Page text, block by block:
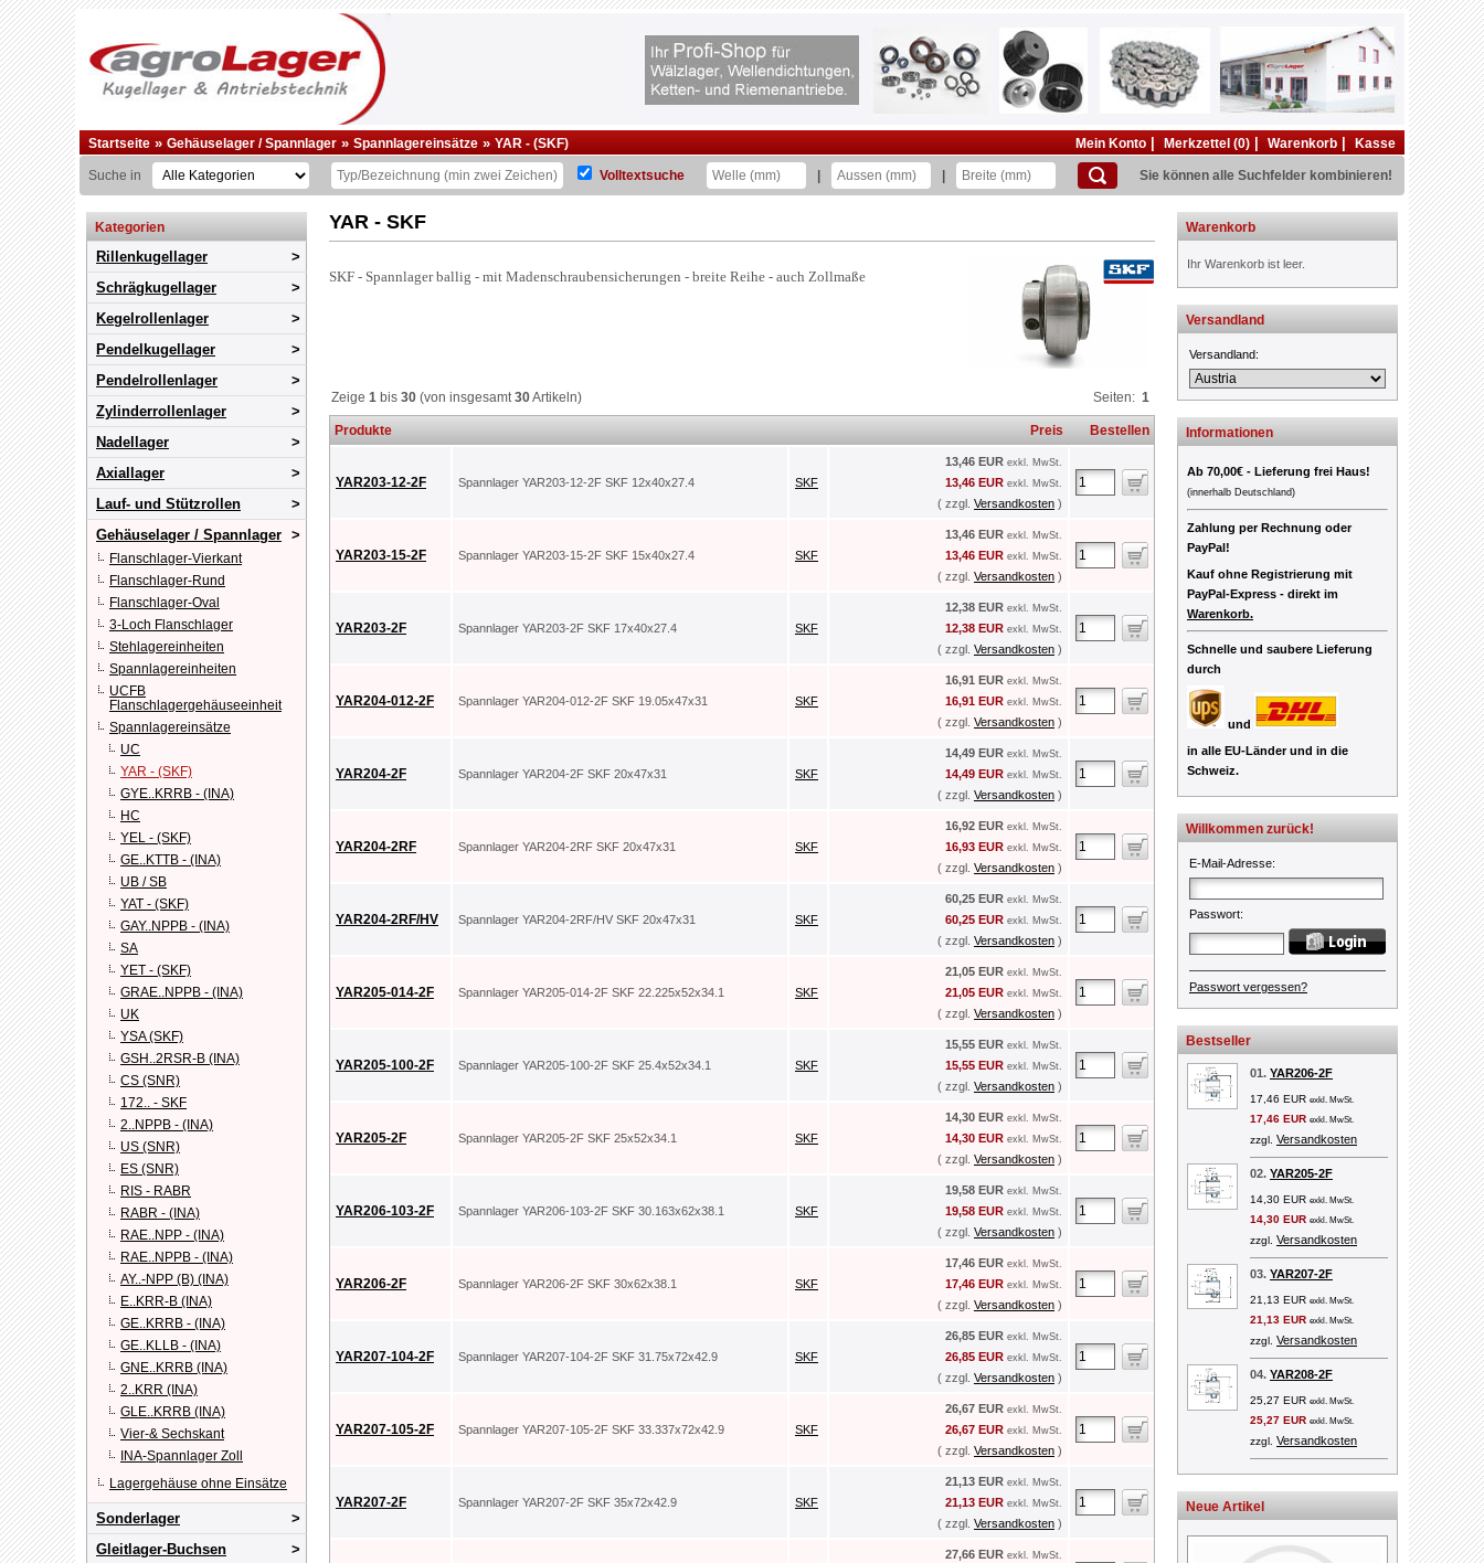
Startseite » Gehäuselager / Spannlager » Spannlagereinsätze » YAR - (SKF) Mein Konto Merkzettel (0) Warenkorb Kasse
Suche in Volltextsuche Sie können alle Suchfelder kombinieren!
Kategorien
Rillenkugellager
Schrägkugellager
Kegelrollenlager
Pendelkugellager
Pendelrollenlager
Zylinderrollenlager
Nadellager
Axiallager
Lauf- und Stützrollen
Gehäuselager / Spannlager
Flanschlager-Vierkant
Flanschlager-Rund
Flanschlager-Oval
3-Loch Flanschlager
Stehlagereinheiten
Spannlagereinheiten
UCFB
Flanschlagergehäuseeinheit
Spannlagereinsätze
UC
YAR - (SKF)
GYE..KRRB - (INA)
HC
YEL - (SKF)
GE..KTTB - (INA)
UB / SB
YAT - (SKF)
GAY..NPPB - (INA)
SA
YET - (SKF)
GRAE..NPPB - (INA)
UK
YSA (SKF)
GSH..2RSR-B (INA)
CS (SNR)
172.. - SKF
2..NPPB - (INA)
US (SNR)
ES (SNR)
RIS - RABR
RABR - (INA)
RAE..NPP - (INA)
RAE..NPPB - (INA)
AY..-NPP (B) (INA)
E..KRR-B (INA)
GE..KRRB - (INA)
GE..KLLB - (INA)
GNE..KRRB (INA)
2..KRR (INA)
GLE..KRRB (INA)
Vier-& Sechskant
INA-Spannlager Zoll
Lagergehäuse ohne Einsätze
Sonderlager
Gleitlager-Buchsen
YAR - SKF
SKF - Spannlager ballig - mit Madenschraubensicherungen - breite Reihe - auch Zollmaße
Zeige 1 bis 30 (von insgesamt30Artikeln) Seiten: 1
Produkte Preis Bestellen
YAR203-12-2F Spannlager YAR203-12-2F SKF 12x40x27.4 SKF
13,46 EUR exkl. MwSt.
13,46 EUR exkl. MwSt.
( zzgl. Versandkosten )
YAR203-15-2F Spannlager YAR203-15-2F SKF 15x40x27.4 SKF
13,46 EUR exkl. MwSt.
13,46 EUR exkl. MwSt.
( zzgl. Versandkosten )
YAR203-2F Spannlager YAR203-2F SKF 17x40x27.4 SKF
12,38 EUR exkl. MwSt.
12,38 EUR exkl. MwSt.
( zzgl. Versandkosten )
YAR204-012-2F Spannlager YAR204-012-2F SKF 19.05x47x31 SKF
16,91 EUR exkl. MwSt.
16,91 EUR exkl. MwSt.
( zzgl. Versandkosten )
YAR204-2F Spannlager YAR204-2F SKF 20x47x31 SKF
14,49 EUR exkl. MwSt.
14,49 EUR exkl. MwSt.
( zzgl. Versandkosten )
YAR204-2RF Spannlager YAR204-2RF SKF 20x47x31 SKF
16,92 EUR exkl. MwSt.
16,93 EUR exkl. MwSt.
( zzgl. Versandkosten )
YAR204-2RF/HV Spannlager YAR204-2RF/HV SKF 20x47x31 SKF
60,25 EUR exkl. MwSt.
60,25 EUR exkl. MwSt.
( zzgl. Versandkosten )
YAR205-014-2F Spannlager YAR205-014-2F SKF 22.225x52x34.1 SKF
21,05 EUR exkl. MwSt.
21,05 EUR exkl. MwSt.
( zzgl. Versandkosten )
YAR205-100-2F Spannlager YAR205-100-2F SKF 25.4x52x34.1 SKF
15,55 EUR exkl. MwSt.
15,55 EUR exkl. MwSt.
( zzgl. Versandkosten )
YAR205-2F Spannlager YAR205-2F SKF 25x52x34.1 SKF
14,30 EUR exkl. MwSt.
14,30 EUR exkl. MwSt.
( zzgl. Versandkosten )
YAR206-103-2F Spannlager YAR206-103-2F SKF 30.163x62x38.1 SKF
19,58 EUR exkl. MwSt.
19,58 EUR exkl. MwSt.
( zzgl. Versandkosten )
YAR206-2F Spannlager YAR206-2F SKF 30x62x38.1 SKF
17,46 EUR exkl. MwSt.
17,46 EUR exkl. MwSt.
( zzgl. Versandkosten )
YAR207-104-2F Spannlager YAR207-104-2F SKF 31.75x72x42.9 SKF
26,85 EUR exkl. MwSt.
26,85 EUR exkl. MwSt.
( zzgl. Versandkosten )
YAR207-105-2F Spannlager YAR207-105-2F SKF 33.337x72x42.9 SKF
26,67 EUR exkl. MwSt.
26,67 EUR exkl. MwSt.
( zzgl. Versandkosten )
YAR207-2F Spannlager YAR207-2F SKF 35x72x42.9 SKF
21,13 EUR exkl. MwSt.
21,13 EUR exkl. MwSt.
( zzgl. Versandkosten )
27,66 EUR exkl. MwSt.
Warenkorb
Ihr Warenkorb ist leer.
Versandland
Versandland:
Informationen
Ab 70,00€ - Lieferung frei Haus!
(innerhalb Deutschland)
Zahlung per Rechnung oder
PayPal!
Kauf ohne Registrierung mit
PayPal-Express - direkt im
Warenkorb.
Schnelle und saubere Lieferung
durch
und
in alle EU-Länder und in die
Schweiz.
Willkommen zurück!
E-Mail-Adresse:
Passwort:
Passwort vergessen?
Bestseller
01. YAR206-2F
17,46 EUR exkl. MwSt.
17,46 EUR exkl. MwSt.
zzgl. Versandkosten
02. YAR205-2F
14,30 EUR exkl. MwSt.
14,30 EUR exkl. MwSt.
zzgl. Versandkosten
03. YAR207-2F
21,13 EUR exkl. MwSt.
21,13 EUR exkl. MwSt.
zzgl. Versandkosten
04. YAR208-2F
25,27 EUR exkl. MwSt.
25,27 EUR exkl. MwSt.
zzgl. Versandkosten
Neue Artikel